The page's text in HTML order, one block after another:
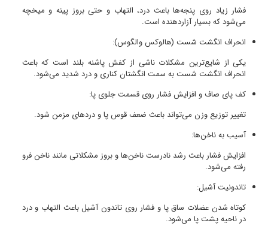
فشار زیاد روی پنجه‌ها باعث درد، التهاب و حتی بروز پینه و میخچه
می‌شود که بسیار آزاردهنده است.
انحراف انگشت شست (هالوکس والگوس):
یکی از شایع‌ترین مشکلات ناشی از کفش پاشنه بلند است که باعث
انحراف انگشت شست به سمت انگشتان کناری و درد شدید می‌شود.
کف پای صاف و افزایش فشار روی قسمت جلوی پا:
تغییر توزیع وزن می‌تواند باعث ضعف قوس پا و دردهای مزمن شود.
آسیب به ناخن‌ها:
افزایش فشار باعث رشد نادرست ناخن‌ها و بروز مشکلاتی مانند ناخن فرو
رفته می‌شود.
تاندونیت آشیل:
کوتاه شدن عضلات ساق پا و فشار روی تاندون آشیل باعث التهاب و درد
در ناحیه پشت پا می‌شود.